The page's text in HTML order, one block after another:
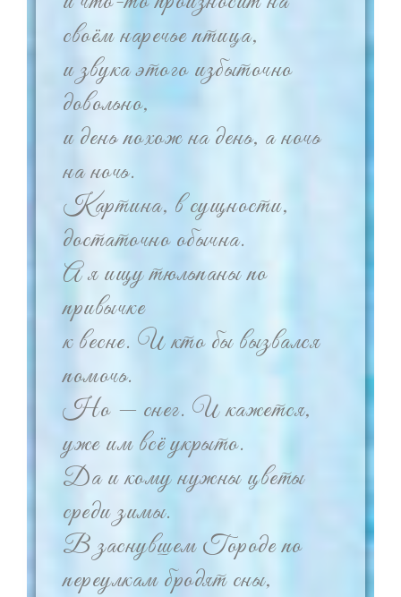
своём наречье птица,
и звука этого избыточно
довольно,
и день похож на день, а ночь
на ночь.
Картина, в сущности,
достаточно обычна.
А я ищу тюльпаны по
привычке
к весне. И кто бы вызвался
помочь.
Но — снег. И кажется,
уже им всё укрыто.
Да и кому нужны цветы
среди зимы.
В заснувшем Городе по
переулкам бродят сны,